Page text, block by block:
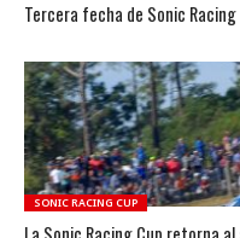
Tercera fecha de Sonic Racing
SONIC RACING CUP